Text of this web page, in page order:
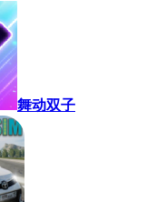
舞动双子